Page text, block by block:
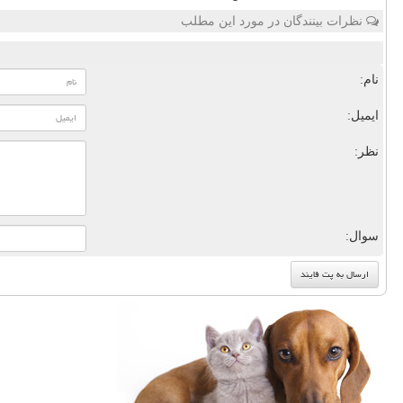
نظرات بینندگان در مورد این مطلب
نام:
ایمیل:
نظر:
سوال: